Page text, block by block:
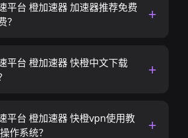
平台 橙加速器 加速器推荐免费
？
平台 橙加速器 快橙中文下载
平台 橙加速器 快橙vpn使用教
作系统？